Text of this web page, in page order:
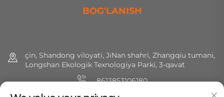
BOG'LANISH
çin, Shandong viloyati, JiNan shahri, Zhangqiu tumani,
Longshan Ekologik Texnologiya Parki, 3-qavat
8613853106180